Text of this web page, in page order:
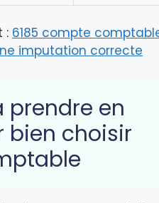
: 6185 compte
imputation correcte
prendre en
bien choisir